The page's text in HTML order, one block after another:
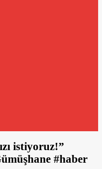
istiyoruz!”
#haber